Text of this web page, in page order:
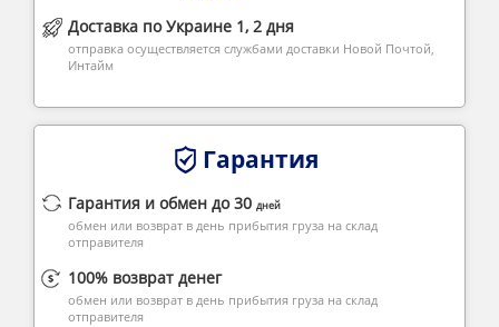
Доставка по Украине 1, 2 дня
отправка осуществляется службами доставки Новой Почтой,
Интайм
Гарантия
Гарантия и обмен до 30 дней
обмен или возврат в день прибытия груза на склад
отправителя
100% возврат денег
обмен или возврат в день прибытия груза на склад
отправителя